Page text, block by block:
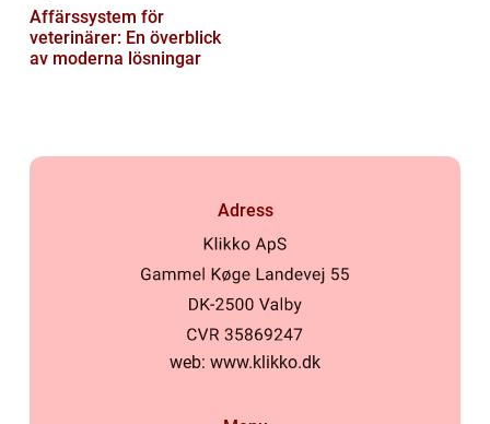
Affärssystem för
veterinärer: En överblick
av moderna lösningar
Adress
web: www.klikko.dk